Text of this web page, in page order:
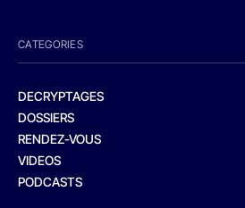
CATEGORIES
DECRYPTAGES
DOSSIERS
RENDEZ-VOUS
VIDEOS
PODCASTS